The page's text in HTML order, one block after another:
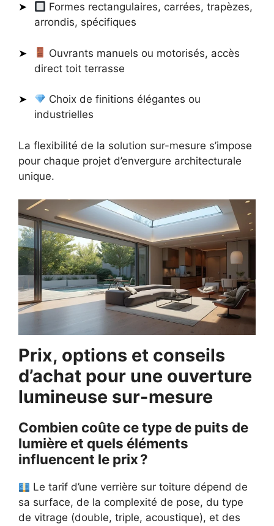
Formes rectangulaires, carrées, trapèzes,
arrondis, spécifiques
Ouvrants manuels ou motorisés, accès
direct toit terrasse
Choix de finitions élégantes ou
industrielles
La flexibilité de la solution sur-mesure s’impose
pour chaque projet d’envergure architecturale
unique.
Prix, options et conseils
d’achat pour une ouverture
lumineuse sur-mesure
Combien coûte ce type de puits de
lumière et quels éléments
influencent le prix ?
Le tarif d’une verrière sur toiture dépend de
sa surface, de la complexité de pose, du type
de vitrage (double, triple, acoustique), et des